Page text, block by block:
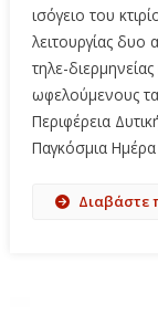
ισόγειο του
λειτουργίας δυο
τηλε-
ωφελούμενους
Περιφέρεια
Παγκόσμια
Διαβάστε